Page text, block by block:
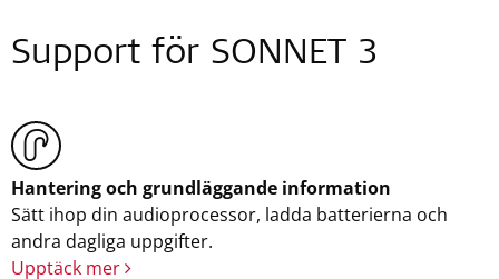
Support för SONNET 3
Hantering och grundläggande information
Sätt ihop din audioprocessor, ladda batterierna och
andra dagliga uppgifter.
Upptäck mer